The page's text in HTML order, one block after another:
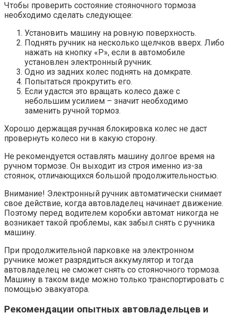
Чтобы проверить состояние стояночного тормоза
необходимо сделать следующее:
Установить машину на ровную поверхность.
Поднять ручник на несколько щелчков вверх. Либо
нажать на кнопку «P», если в автомобиле
установлен электронный ручник.
Одно из задних колес поднять на домкрате.
Попытаться прокрутить его.
Если удастся это вращать колесо даже с
небольшим усилием – значит необходимо
заменить ручной тормоз.
Хорошо держащая ручная блокировка колес не даст
провернуть колесо ни в какую сторону.
Не рекомендуется оставлять машину долгое время на
ручном тормозе. Он выходит из строя именно из-за
стоянок, отличающихся большой продолжительностью.
Внимание! Электронный ручник автоматически снимает
свое действие, когда автовладелец начинает движение.
Поэтому перед водителем коробки автомат никогда не
возникает такой проблемы, как забыл снять с ручника
машину.
При продолжительной парковке на электронном
ручнике может разрядиться аккумулятор и тогда
автовладелец не сможет снять со стояночного тормоза.
Машину в таком виде можно только транспортировать с
помощью эвакуатора.
Рекомендации опытных автовладельцев и